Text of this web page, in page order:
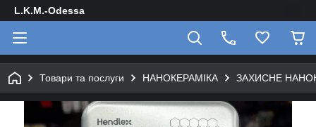
L.K.M.-Odessa
Товари та послуги НАНОКЕРАМІКА ЗАХИСНЕ